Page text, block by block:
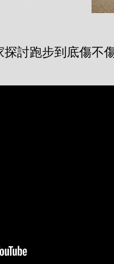
討跑步到底傷不